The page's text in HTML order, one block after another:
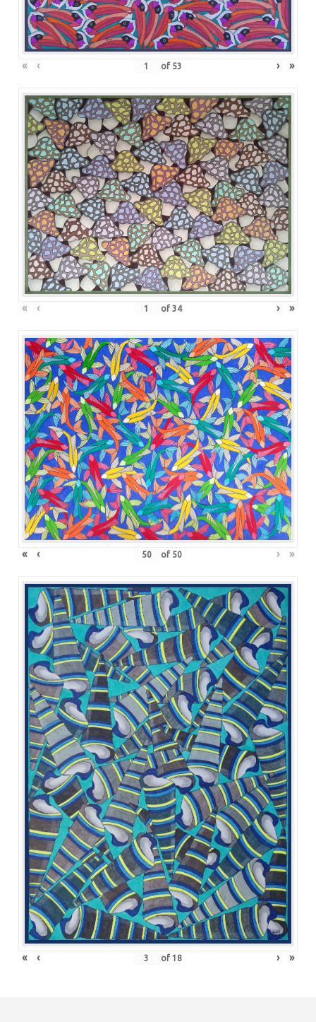
« ‹ of 53 › »
« ‹ of 34 › »
« ‹ of 50 › »
« ‹ of 18 › »